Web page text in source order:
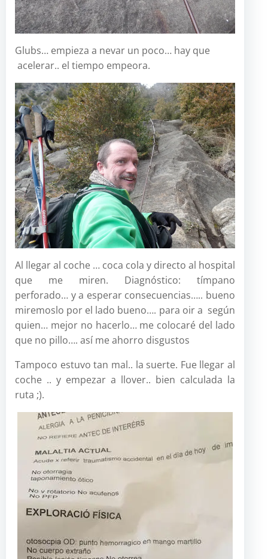
Glubs… empieza a nevar un poco… hay que
acelerar.. el tiempo empeora.
Al llegar al coche … coca cola y directo al hospital
que me miren. Diagnóstico: tímpano
perforado… y a esperar consecuencias….. bueno
miremoslo por el lado bueno…. para oir a según
quien… mejor no hacerlo… me colocaré del lado
que no pillo…. así me ahorro disgustos
Tampoco estuvo tan mal.. la suerte. Fue llegar al
coche .. y empezar a llover.. bien calculada la
ruta ;).